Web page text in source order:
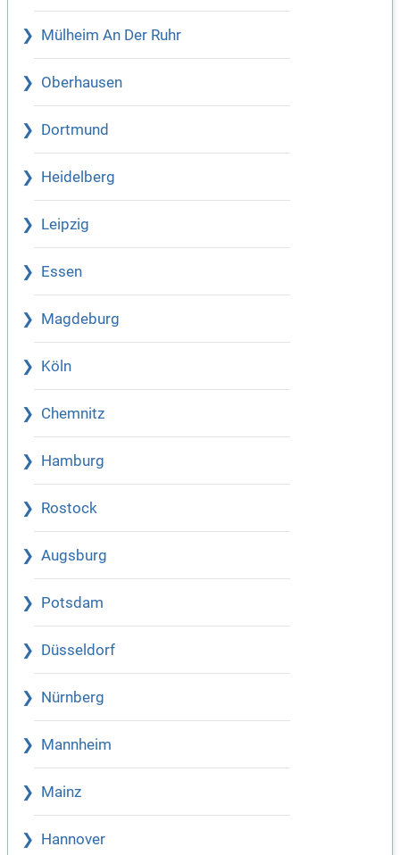
Mülheim An Der Ruhr
Oberhausen
Dortmund
Heidelberg
Leipzig
Essen
Magdeburg
Köln
Chemnitz
Hamburg
Rostock
Augsburg
Potsdam
Düsseldorf
Nürnberg
Mannheim
Mainz
Hannover